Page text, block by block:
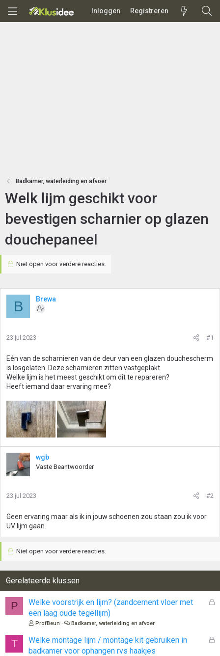
Inloggen Registreren
Badkamer, waterleiding en afvoer
Welk lijm geschikt voor
bevestigen scharnier op glazen
douchepaneel
Niet open voor verdere reacties.
B Brewa
23 jul 2023 #1
Eén van de scharnieren van de deur van een glazen douchescherm
is losgelaten. Deze scharnieren zitten vastgeplakt.
Welke lijm is het meest geschikt om dit te repareren?
Heeft iemand daar ervaring mee?
wgb
Vaste Beantwoorder
23 jul 2023 #2
Geen ervaring maar als ik in jouw schoenen zou staan zou ik voor
UV lijm gaan.
Niet open voor verdere reacties.
Gerelateerde klussen
P
G
o
Welke voorstrijk en lijm? (zandcement vloer met
een laag oude tegellijm)
ProfBeun Badkamer, waterleiding en afvoer
T
G
Welke montage lijm / montage kit gebruiken in
badkamer voor ophangen rvs haakjes